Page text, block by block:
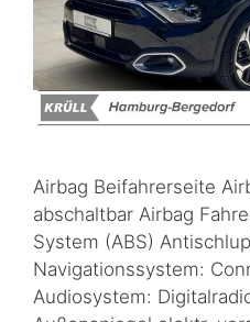
Airbag Beifahrerseite
abschaltbar Airbag
System (ABS)
Navigationssystem:
Audiosystem: